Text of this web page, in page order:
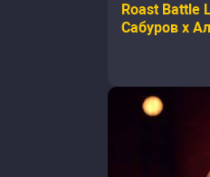
Roast Battle
Сабуров x